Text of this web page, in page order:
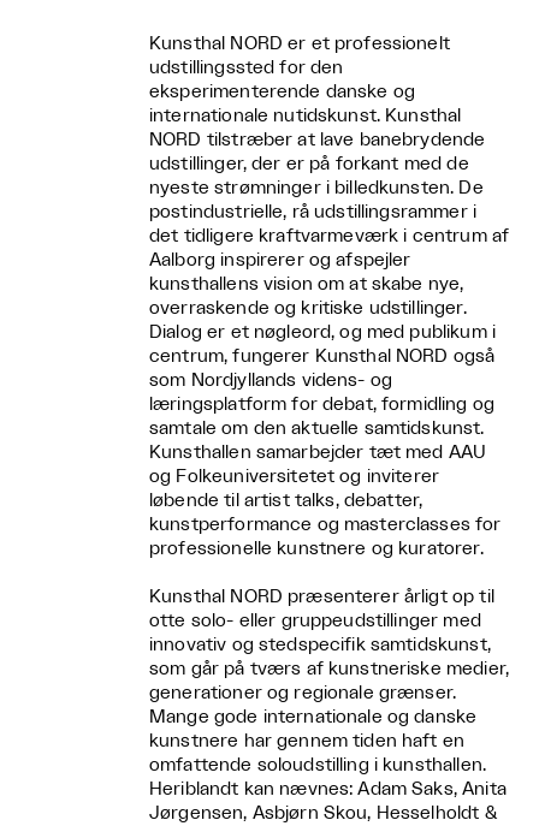
Kunsthal NORD er et professionelt
udstillingssted for den
eksperimenterende danske og
internationale nutidskunst. Kunsthal
NORD tilstræber at lave banebrydende
udstillinger, der er på forkant med de
nyeste strømninger i billedkunsten. De
postindustrielle, rå udstillingsrammer i
det tidligere kraftvarmeværk i centrum af
Aalborg inspirerer og afspejler
kunsthallens vision om at skabe nye,
overraskende og kritiske udstillinger.
Dialog er et nøgleord, og med publikum i
centrum, fungerer Kunsthal NORD også
som Nordjyllands videns- og
læringsplatform for debat, formidling og
samtale om den aktuelle samtidskunst.
Kunsthallen samarbejder tæt med AAU
og Folkeuniversitetet og inviterer
løbende til artist talks, debatter,
kunstperformance og masterclasses for
professionelle kunstnere og kuratorer.
Kunsthal NORD præsenterer årligt op til
otte solo- eller gruppeudstillinger med
innovativ og stedspecifik samtidskunst,
som går på tværs af kunstneriske medier,
generationer og regionale grænser.
Mange gode internationale og danske
kunstnere har gennem tiden haft en
omfattende soloudstilling i kunsthallen.
Heriblandt kan nævnes: Adam Saks, Anita
Jørgensen, Asbjørn Skou, Hesselholdt &